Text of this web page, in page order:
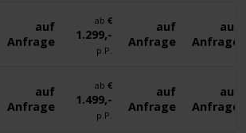
auf
Anfrage
ab€
1.299,-
p.P.
auf
Anfrage
auf
Anfrage
auf
Anfrage
ab€
1.499,-
p.P.
auf
Anfrage
auf
Anfrage